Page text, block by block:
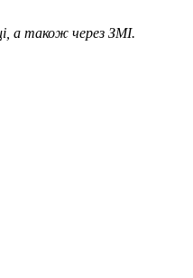
а також через ЗМІ.